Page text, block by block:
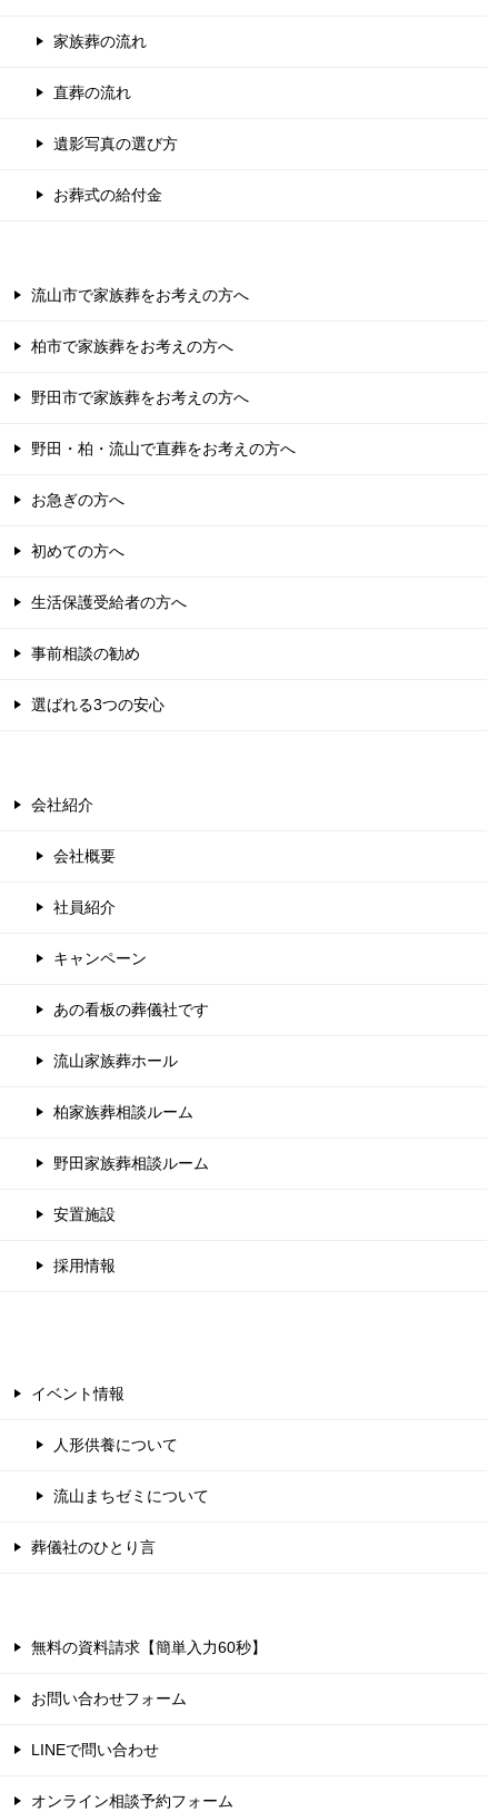
家族葬の流れ
直葬の流れ
遺影写真の選び方
お葬式の給付金
流山市で家族葬をお考えの方へ
柏市で家族葬をお考えの方へ
野田市で家族葬をお考えの方へ
野田・柏・流山で直葬をお考えの方へ
お急ぎの方へ
初めての方へ
生活保護受給者の方へ
事前相談の勧め
選ばれる3つの安心
会社紹介
会社概要
社員紹介
キャンペーン
あの看板の葬儀社です
流山家族葬ホール
柏家族葬相談ルーム
野田家族葬相談ルーム
安置施設
採用情報
イベント情報
人形供養について
流山まちゼミについて
葬儀社のひとり言
無料の資料請求【簡単入力60秒】
お問い合わせフォーム
LINEで問い合わせ
オンライン相談予約フォーム